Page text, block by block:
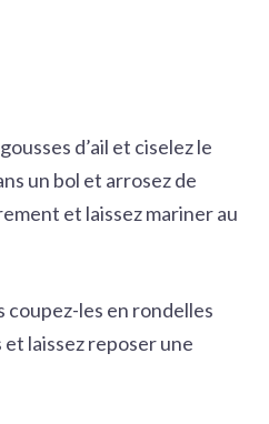
d’ail et ciselez le
un bol et arrosez de
et laissez mariner au
coupez-les en rondelles
et laissez reposer une